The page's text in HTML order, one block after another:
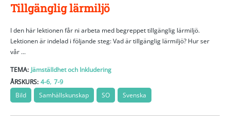
Tillgänglig lärmiljö
I den här lektionen får ni arbeta med begreppet tillgänglig lärmiljö.
Lektionen är indelad i följande steg: Vad är tillgänglig lärmiljö? Hur ser
vår ...
TEMA: Jämställdhet och Inkludering
ÅRSKURS: 4-6, 7-9
Bild
Samhällskunskap SO Svenska